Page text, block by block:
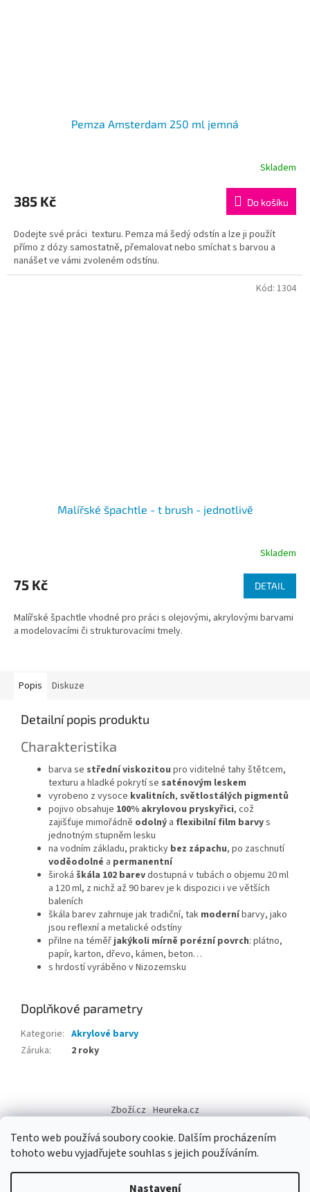
Tento web používá soubory cookie. Dalším procházením
tohoto webu vyjadřujete souhlas s jejich používáním.
Nastavení
Pemza Amsterdam 250 ml jemná
Skladem
385 Kč Do košíku
Dodejte své práci texturu. Pemza má šedý odstín a lze ji použít
přímo z dózy samostatně, přemalovat nebo smíchat s barvou a
nanášet ve vámi zvoleném odstínu.
Malířské špachtle - t brush - jednotlivě
Skladem
75 Kč DETAIL
Malířské špachtle vhodné pro práci s olejovými, akrylovými barvami
a modelovacími či strukturovacími tmely.
Kód: 1304
Popis Diskuze
Detailní popis produktu
Charakteristika
barva se střední viskozitou pro viditelné tahy štětcem,
texturu a hladké pokrytí se saténovým leskem
vyrobeno z vysoce kvalitních, světlostálých pigmentů
pojivo obsahuje 100% akrylovou pryskyřici, což
zajišťuje mimořádně odolný a flexibilní film barvys
jednotným stupněm lesku
na vodním základu, prakticky bez zápachu, po zaschnutí
voděodolné a permanentní
široká škála 102 barevdostupná v tubách o objemu 20 ml
a 120 ml, z nichž až 90 barev je k dispozici i ve větších
baleních
škála barev zahrnuje jak tradiční, tak moderníbarvy, jako
jsou reflexní a metalické odstíny
přilne na téměřjakýkoli mírně porézní povrch: plátno,
papír, karton, dřevo, kámen, beton…
s hrdostí vyráběno v Nizozemsku
Doplňkové parametry
Kategorie: Akrylové barvy
Záruka: 2 roky
p
Zboží.cz Heureka.cz